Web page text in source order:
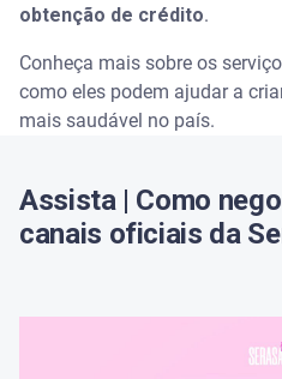
Serasa Limpa Nome
Feirão Limpa Nome Serasa
Serasa Score
obtenção de crédito.
Conheça mais sobre os
como eles podem ajudar a
mais saudável no país.
Assista | Como
canais oficiais da